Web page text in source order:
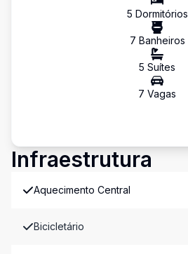
5 Dormitórios
7 Banheiros
5 Suítes
7 Vagas
Infraestrutura
Aquecimento Central
Bicicletário